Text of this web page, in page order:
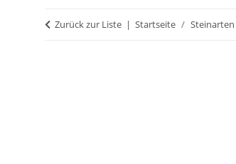
Zurück zur Liste Startseite Steinarten